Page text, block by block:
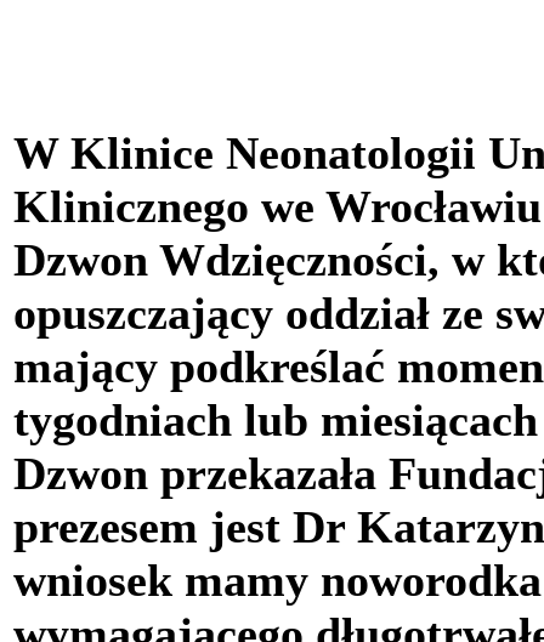
W Klinice Neonatologii
Klinicznego we
Dzwon Wdzięczności, w
opuszczający oddział ze
mający podkreślać
tygodniach lub
Dzwon przekazała
prezesem jest Dr
wniosek mamy